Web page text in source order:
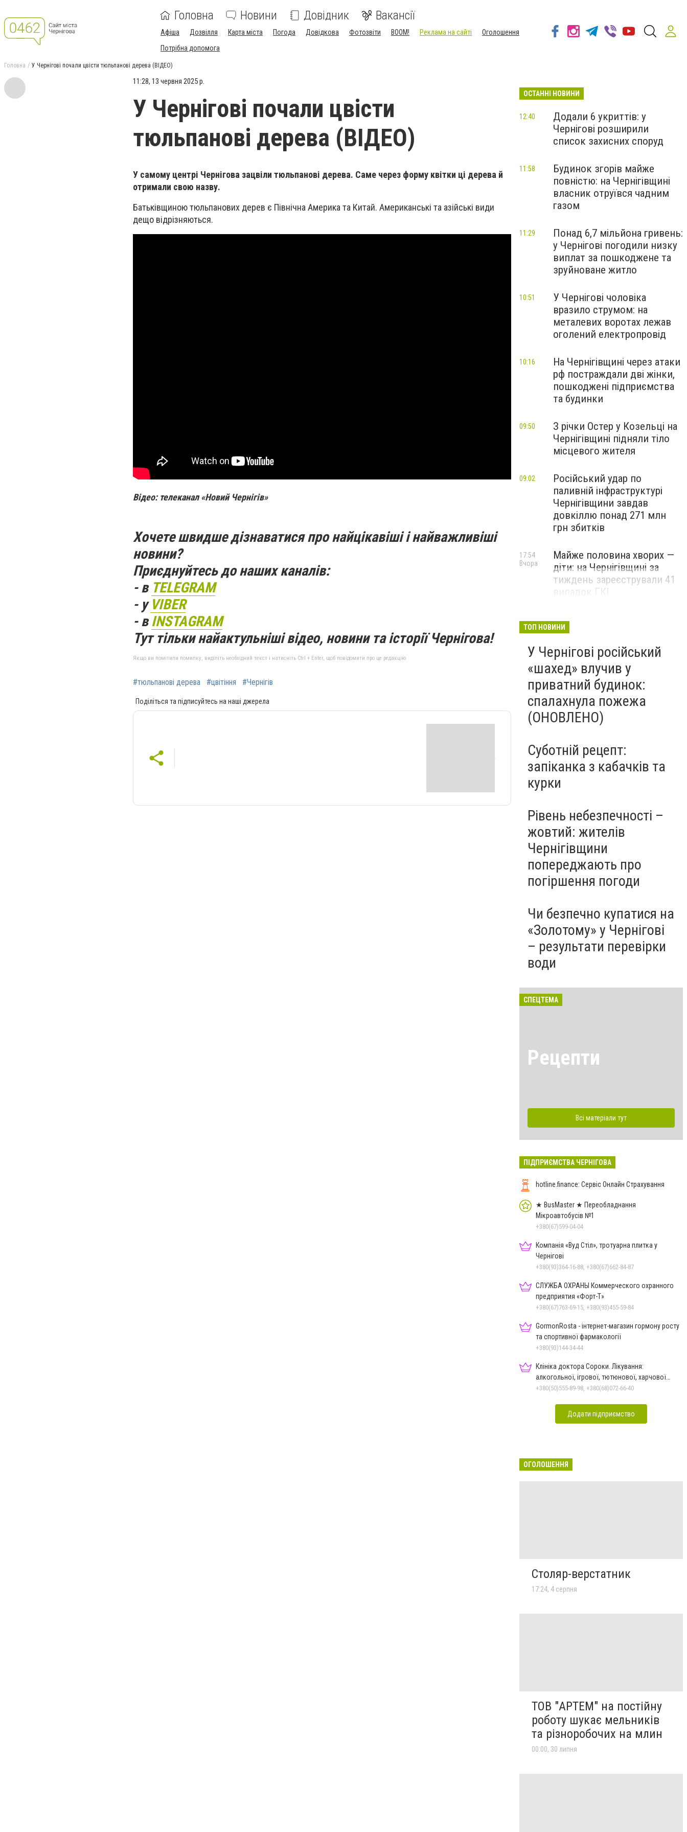
Головна Новини Довідник Вакансії
Афіша Дозвілля Карта міста Погода Довідкова Фотозвіти BOOM! Реклама на сайті
Оголошення
Потрібна допомога
Головна У Чернігові почали цвісти тюльпанові дерева (ВІДЕО)
11:28, 13 червня 2025 р.
У Чернігові почали цвісти
тюльпанові дерева (ВІДЕО)
У самому центрі Чернігова зацвіли тюльпанові дерева. Саме через форму квітки ці дерева й
отримали свою назву.
Батьківщиною тюльпанових дерев є Північна Америка та Китай. Американські та азійські види
дещо відрізняються.
Відео: телеканал «Новий Чернігів»
Хочете швидше дізнаватися про найцікавіші і найважливіші
новини?
Приєднуйтесь до наших каналів:
- в TELEGRAM
- у VIBER
- вINSTAGRAM
Тут тільки найактульніші відео, новини та історії Чернігова!
Якщо ви помітили помилку, виділіть необхідний текст і натисніть Ctrl + Enter, щоб повідомити про це редакцію
#тюльпанові дерева #цвітіння #Чернігів
Поділіться та підписуйтесь на наші джерела
ОСТАННІ НОВИНИ
Додали 6 укриттів: у
Чернігові розширили
список захисних споруд
12:40
Будинок згорів майже
повністю: на Чернігівщині
власник отруївся чадним
газом
11:58
Понад 6,7 мільйона гривень:
у Чернігові погодили низку
виплат за пошкоджене та
зруйноване житло
11:29
У Чернігові чоловіка
вразило струмом: на
металевих воротах лежав
оголений електропровід
10:51
На Чернігівщині через атаки
рф постраждали дві жінки,
пошкоджені підприємства
та будинки
10:16
З річки Остер у Козельці на
Чернігівщині підняли тіло
місцевого жителя
09:50
Російський удар по
паливній інфраструктурі
Чернігівщини завдав
довкіллю понад 271 млн
грн збитків
09:02
Майже половина хворих —
діти: на Чернігівщині за
тиждень зареєстрували 41
випадок ГКІ
17:54
Вчора
ТОП НОВИНИ
У Чернігові російський
«шахед» влучив у
приватний будинок:
спалахнула пожежа
(ОНОВЛЕНО)
Суботній рецепт:
запіканка з кабачків та
курки
Рівень небезпечності –
жовтий: жителів
Чернігівщини
попереджають про
погіршення погоди
Чи безпечно купатися на
«Золотому» у Чернігові
– результати перевірки
води
СПЕЦТЕМА
Рецепти
Всі матеріали тут
ПІДПРИЄМСТВА ЧЕРНІГОВА
hotline.finance: Сервіс Онлайн Страхування
★ BusMaster ★ Переобладнання
Мікроавтобусів №1
+380(67)599-04-04
Компанія «Вуд Стіл», тротуарна плитка у
Чернігові
+380(93)364-16-88, +380(67)662-84-87
СЛУЖБА ОХРАНЫ Коммерческого охранного
предприятия «Форт-Т»
+380(67)763-69-15, +380(93)455-59-84
GormonRosta - інтернет-магазин гормону росту
та спортивної фармакології
+380(93)144-34-44
Клініка доктора Сороки. Лікування:
алкогольної, ігрової, тютюнової, харчової
залежностей, неврозів т
+380(50)555-89-98, +380(68)072-66-40
Додати підприємство
ОГОЛОШЕННЯ
Столяр-верстатник
17:24, 4 серпня
ТОВ "АРТЕМ" на постійну
роботу шукає мельників
та різноробочих на млин
00:00, 30 липня